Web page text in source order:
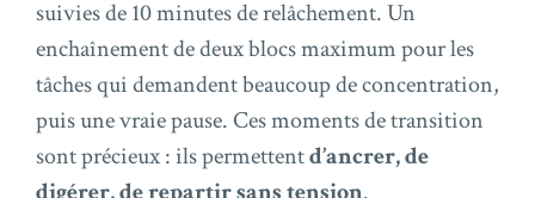
suivies de 10 minutes de relâchement. Un
enchaînement de deux blocs maximum pour les
tâches qui demandent beaucoup de concentration,
puis une vraie pause. Ces moments de transition
sont précieux : ils permettentd’ancrer, de